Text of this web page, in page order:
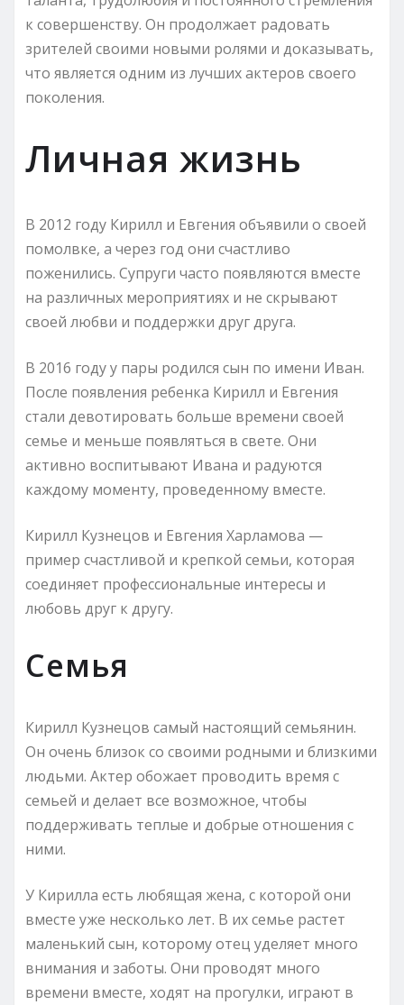
к совершенству. Он продолжает радовать
зрителей своими новыми ролями и доказывать,
что является одним из лучших актеров своего
поколения.
Личная жизнь
В 2012 году Кирилл и Евгения объявили о своей
помолвке, а через год они счастливо
поженились. Супруги часто появляются вместе
на различных мероприятиях и не скрывают
своей любви и поддержки друг друга.
В 2016 году у пары родился сын по имени Иван.
После появления ребенка Кирилл и Евгения
стали девотировать больше времени своей
семье и меньше появляться в свете. Они
активно воспитывают Ивана и радуются
каждому моменту, проведенному вместе.
Кирилл Кузнецов и Евгения Харламова —
пример счастливой и крепкой семьи, которая
соединяет профессиональные интересы и
любовь друг к другу.
Семья
Кирилл Кузнецов самый настоящий семьянин.
Он очень близок со своими родными и близкими
людьми. Актер обожает проводить время с
семьей и делает все возможное, чтобы
поддерживать теплые и добрые отношения с
ними.
У Кирилла есть любящая жена, с которой они
вместе уже несколько лет. В их семье растет
маленький сын, которому отец уделяет много
внимания и заботы. Они проводят много
времени вместе, ходят на прогулки, играют в